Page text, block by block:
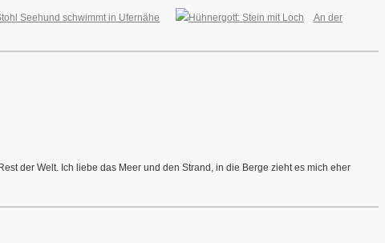
Seehund schwimmt in Ufernähe An der
der Welt. Ich liebe das Meer und den Strand, in die Berge zieht es mich eher